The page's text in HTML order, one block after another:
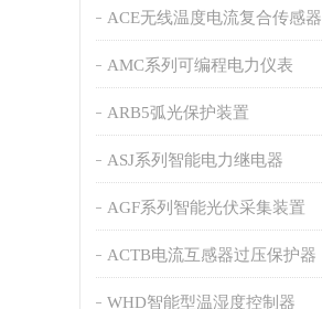
ACE无线温度电流复合传感器
AMC系列可编程电力仪表
ARB5弧光保护装置
ASJ系列智能电力继电器
AGF系列智能光伏采集装置
ACTB电流互感器过压保护器
WHD智能型温湿度控制器